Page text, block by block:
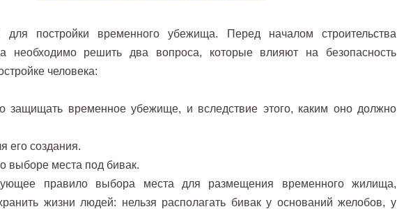
постройки временного убежища. Перед началом строительства
необходимо решить два вопроса, которые влияют на безопасность
человека:
защищать временное убежище, и вследствие этого, каким оно должно
его создания.
выборе места под бивак.
правило выбора места для размещения временного жилища,
жизни людей: нельзя располагать бивак у оснований желобов, у